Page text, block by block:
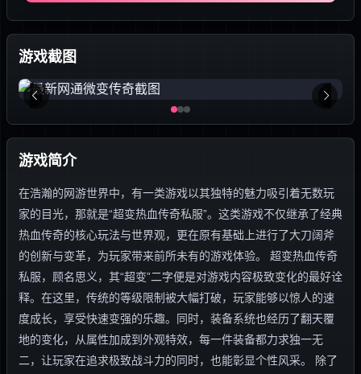
游戏截图
游戏简介
在浩瀚的网游世界中，有一类游戏以其独特的魅力吸引着无数玩
家的目光，那就是“超变热血传奇私服”。这类游戏不仅继承了经典
热血传奇的核心玩法与世界观，更在原有基础上进行了大刀阔斧
的创新与变革，为玩家带来前所未有的游戏体验。 超变热血传奇
私服，顾名思义，其“超变”二字便是对游戏内容极致变化的最好诠
释。在这里，传统的等级限制被大幅打破，玩家能够以惊人的速
度成长，享受快速变强的乐趣。同时，装备系统也经历了翻天覆
地的变化，从属性加成到外观特效，每一件装备都力求独一无
二，让玩家在追求极致战斗力的同时，也能彰显个性风采。 除了